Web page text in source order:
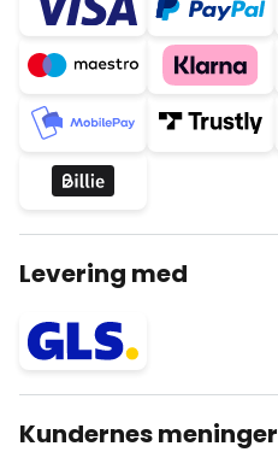
Levering med
Kundernes meninger